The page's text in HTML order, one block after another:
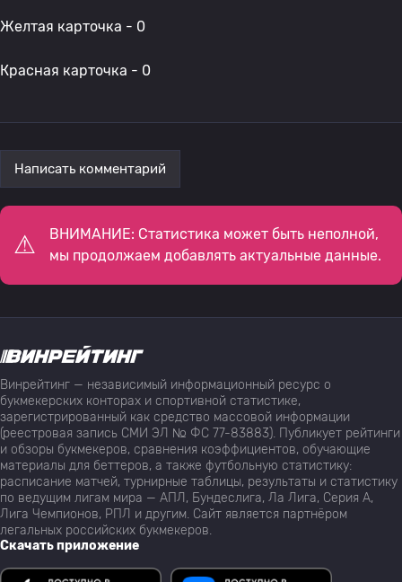
Желтая карточка - 0
Красная карточка - 0
Написать комментарий
ВНИМАНИЕ: Статистика может быть неполной,
мы продолжаем добавлять актуальные данные.
Винрейтинг — независимый информационный ресурс о
букмекерских конторах и спортивной статистике,
зарегистрированный как средство массовой информации
(реестровая запись СМИ ЭЛ № ФС 77-83883). Публикует рейтинги
и обзоры букмекеров, сравнения коэффициентов, обучающие
материалы для беттеров, а также футбольную статистику:
расписание матчей, турнирные таблицы, результаты и статистику
по ведущим лигам мира — АПЛ, Бундеслига, Ла Лига, Серия А,
Лига Чемпионов, РПЛ и другим. Сайт является партнёром
легальных российских букмекеров.
Скачать приложение